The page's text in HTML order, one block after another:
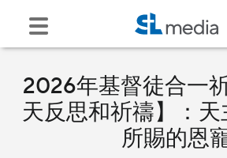
2026年基督徒合一
天反思和祈禱】：
所賜的恩